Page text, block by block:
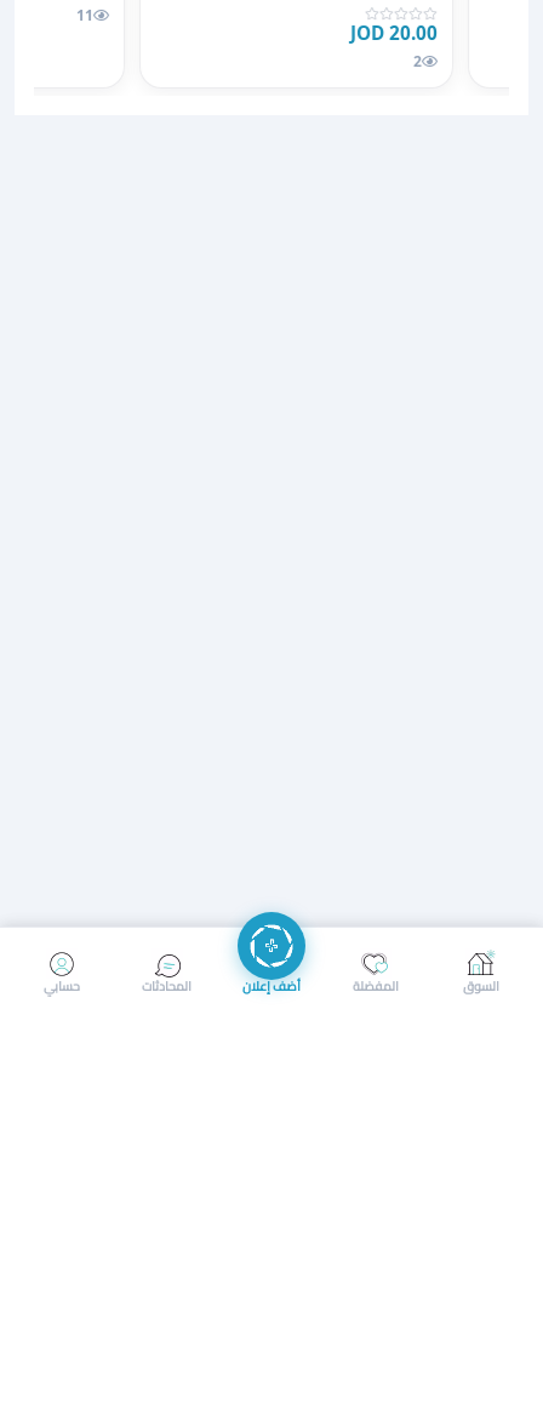
20.00 JOD
2
11
إرسال رسالة إجراء مكالمة
حسابي المحادثات أضف إعلان المفضلة السوق